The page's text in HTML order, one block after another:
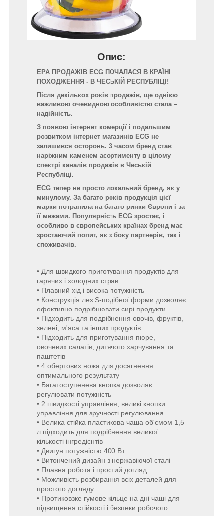
Опис:
ЕРА ПРОДАЖІВ ECG ПОЧАЛАСЯ В КРАЇНІ
ПОХОДЖЕННЯ - В ЧЕСЬКІЙ РЕСПУБЛІЦІ!
Після декількох років продажів, ще однією
важливою очевидною особливістю стала –
надійність.
З появою інтернет комерції і подальшим
розвитком інтернет магазинів ECG не
залишився осторонь. З часом бренд став
наріжним каменем асортименту в цілому
спектрі каналів продажів в Чеській
Республіці.
ECG тепер не просто локальний бренд, як у
минулому. За багато років продукція цієї
марки потрапила на багато ринки Європи і за
її межами. Популярність ECG зростає, і
особливо в європейських країнах бренд має
зростаючий попит, як з боку партнерів, так і
споживачів.
• Для швидкого приготування продуктів для
гарячих і холодних страв
• Плавний хід і висока потужність
• Конструкція лез S-подібної форми дозволяє
ефективно подрібнювати сирі продукти
• Підходить для подрібнення овочів, фруктів,
зелені, м'яса та інших продуктів
• Підходить для приготування пюре,
овочевих салатів, дитячого харчування та
паштетів
• 4 обертових ножа для досягнення
оптимального результату
• Багатоступенева кнопка дозволяє
регулювати потужність
• 2 швидкості управління, великі кнопки
управління для зручності регулювання
• Велика стійка пластикова чаша об'ємом 1,5
л підходить для подрібнення великої
кількості інгредієнтів
• Двигун потужністю 400 Вт
• Витончений дизайн з нержавіючої сталі
• Плавна робота і простий догляд
• Можливість розбирання всіх деталей для
простого догляду
• Протиковзке гумове кільце на дні чаші для
підвищення стійкості і безпеки робочого